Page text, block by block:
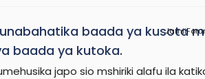
baada ya kusota
baada ya kutoka.
japo sio mshiriki alafu ila